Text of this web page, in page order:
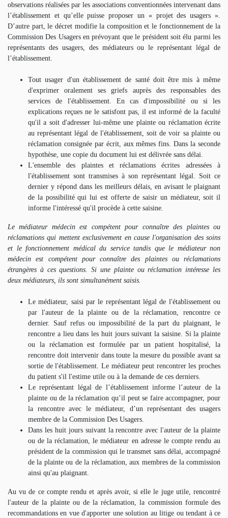
observations réalisées par les associations conventionnées intervenant dans
l’établissement et qu’elle puisse proposer un « projet des usagers ».
D’autre part, le décret modifie la composition et le fonctionnement de la
Commission Des Usagers en prévoyant que le président soit élu parmi les
représentants des usagers, des médiateurs ou le représentant légal de
l’établissement.
Tout usager d'un établissement de santé doit être mis à même
d'exprimer oralement ses griefs auprès des responsables des
services de l'établissement. En cas d'impossibilité ou si les
explications reçues ne le satisfont pas, il est informé de la faculté
qu'il a soit d'adresser lui-même une plainte ou réclamation écrite
au représentant légal de l'établissement, soit de voir sa plainte ou
réclamation consignée par écrit, aux mêmes fins. Dans la seconde
hypothèse, une copie du document lui est délivrée sans délai.
L'ensemble des plaintes et réclamations écrites adressées à
l'établissement sont transmises à son représentant légal. Soit ce
dernier y répond dans les meilleurs délais, en avisant le plaignant
de la possibilité qui lui est offerte de saisir un médiateur, soit il
informe l'intéressé qu'il procède à cette saisine.
Le médiateur médecin est compétent pour connaître des plaintes ou
réclamations qui mettent exclusivement en cause l'organisation des soins
et le fonctionnement médical du service tandis que le médiateur non
médecin est compétent pour connaître des plaintes ou réclamations
étrangères à ces questions. Si une plainte ou réclamation intéresse les
deux médiateurs, ils sont simultanément saisis.
Le médiateur, saisi par le représentant légal de l'établissement ou
par l'auteur de la plainte ou de la réclamation, rencontre ce
dernier. Sauf refus ou impossibilité de la part du plaignant, le
rencontre a lieu dans les huit jours suivant la saisine. Si la plainte
ou la réclamation est formulée par un patient hospitalisé, la
rencontre doit intervenir dans toute la mesure du possible avant sa
sortie de l'établissement. Le médiateur peut rencontrer les proches
du patient s'il l'estime utile ou à la demande de ces derniers.
Le représentant légal de l’établissement informe l’auteur de la
plainte ou de la réclamation qu’il peut se faire accompagner, pour
la rencontre avec le médiateur, d’un représentant des usagers
membre de la Commission Des Usagers.
Dans les huit jours suivant la rencontre avec l'auteur de la plainte
ou de la réclamation, le médiateur en adresse le compte rendu au
président de la commission qui le transmet sans délai, accompagné
de la plainte ou de la réclamation, aux membres de la commission
ainsi qu'au plaignant.
Au vu de ce compte rendu et après avoir, si elle le juge utile, rencontré
l'auteur de la plainte ou de la réclamation, la commission formule des
recommandations en vue d'apporter une solution au litige ou tendant à ce